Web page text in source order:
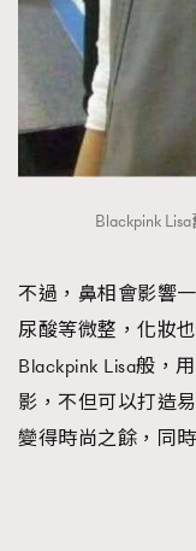
Blackpink
不過，鼻相會影響
尿酸等微整，化妝
Blackpink Lisa般，
影，不但可以打造
變得時尚之餘，同